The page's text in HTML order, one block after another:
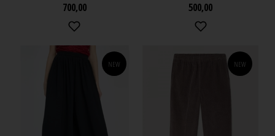
700,00
500,00
NEW NEW